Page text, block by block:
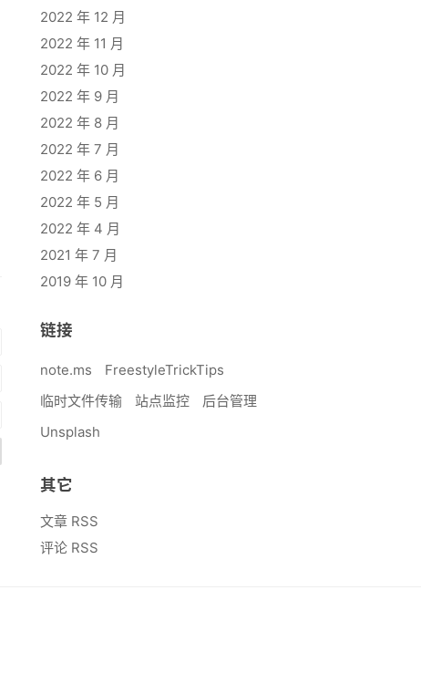
2022 年 12 月
2022 年 11 月
2022 年 10 月
2022 年 9 月
2022 年 8 月
2022 年 7 月
2022 年 6 月
2022 年 5 月
2022 年 4 月
2021 年 7 月
2019 年 10 月
链接
note.ms
FreestyleTrickTips
临时文件传输
站点监控
后台管理
Unsplash
其它
文章 RSS
评论 RSS